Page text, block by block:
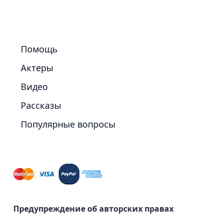
Помощь
Актеры
Видео
Рассказы
Популярные вопросы
Предупреждение об авторских правах